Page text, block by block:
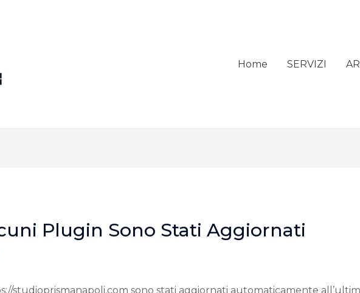
Home SERVIZI
Plugin Sono Stati Aggiornati
studioprismanapoli.com sono stati aggiornati automaticamente